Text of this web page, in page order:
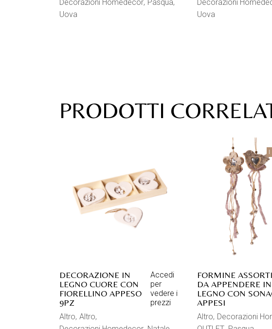
Decorazioni Homedecor Pasqua
Uova
Decorazioni
Uova
PRODOTTI
DECORAZIONE IN
LEGNO CUORE CON
FIORELLINO APPESO
9PZ
Accedi
per
vedere i
prezzi
Altro Altro
FORMINE
DA APPENDERE IN
LEGNO CON
APPESI
Altro Decorazioni